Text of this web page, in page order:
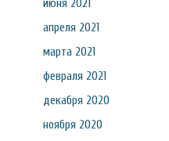
июня 2021
апреля 2021
марта 2021
февраля 2021
декабря 2020
ноября 2020